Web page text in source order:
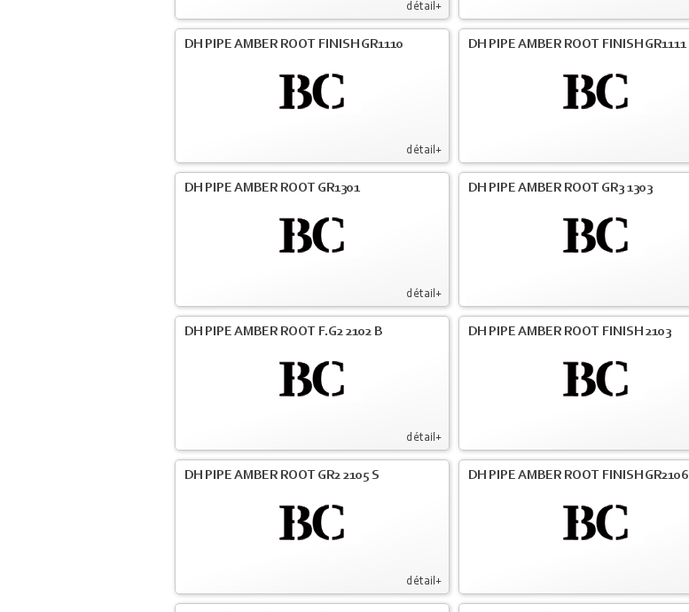
détail+
détail+
DH PIPE AMBER ROOT FINISH GR1110 DH PIPE AMBER ROOT FINISH GR1111
détail+
DH PIPE AMBER ROOT GR1301 DH PIPE AMBER ROOT GR3 1303
détail+
DH PIPE AMBER ROOT F.G2 2102 B DH PIPE AMBER ROOT FINISH 2103
détail+
DH PIPE AMBER ROOT GR2 2105 S DH PIPE AMBER ROOT FINISH GR2106